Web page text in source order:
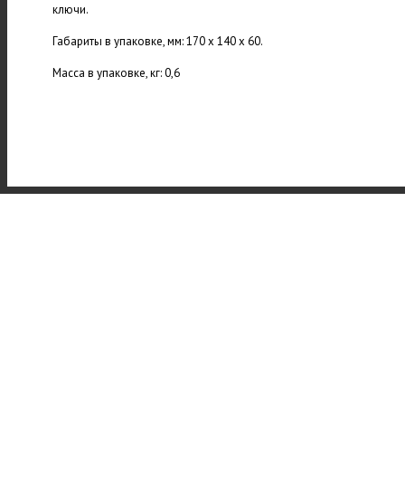
ключи.
Габариты в упаковке, мм: 170 х 140 х 60.
Масса в упаковке, кг: 0,6